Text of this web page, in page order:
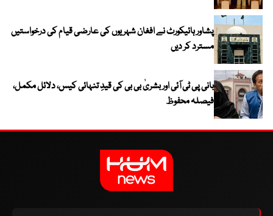
پشاور ہائیکورٹ نے افغان شہریوں کی عارضی قیام کی درخواستیں
مسترد کر دیں
بانی پی ٹی آئی اور بشریٰ بی بی کی قیدِ تنہائی کیس، دلائل مکمل،
فیصلہ محفوظ